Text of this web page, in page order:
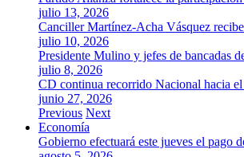
julio 13, 2026
Canciller Martínez-Acha Vásquez
julio 10, 2026
Presidente Mulino y jefes de bancadas
julio 8, 2026
CD continua recorrido Nacional hacia
junio 27, 2026
Previous Next
Economía
Gobierno efectuará este jueves el pago